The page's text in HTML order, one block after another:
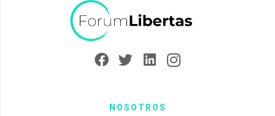
NOSOTROS